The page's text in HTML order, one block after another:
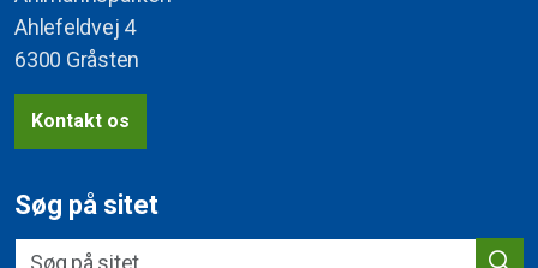
Ahlefeldvej 4
6300 Gråsten
Kontakt os
Søg på sitet